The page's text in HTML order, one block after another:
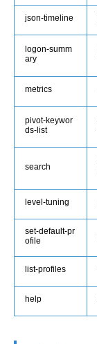
json-timeline
logon-summ
ary
metrics
pivot-keywor
ds-list
search
level-tuning
set-default-pr
ofile
list-profiles
help